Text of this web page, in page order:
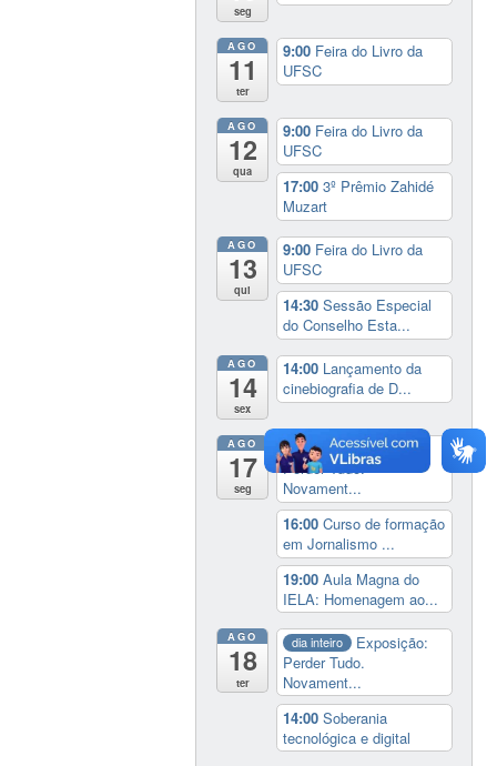
seg
AGO
11
ter
9:00 Feira do Livro da
UFSC
AGO
12
qua
9:00 Feira do Livro da
UFSC
17:003º Prêmio Zahidé
Muzart
AGO
13
qui
9:00 Feira do Livro da
UFSC
14:30Sessão Especial
do Conselho Esta...
AGO
14
sex
14:00 Lançamento da
cinebiografia de D...
AGO
17
seg
dia inteiro
Exposição:
Perder Tudo.
Novament...
16:00Curso de formação
em Jornalismo ...
19:00Aula Magna do
IELA: Homenagem ao...
AGO
18
ter
dia inteiro
Exposição:
Perder Tudo.
Novament...
14:00Soberania
tecnológica e digital